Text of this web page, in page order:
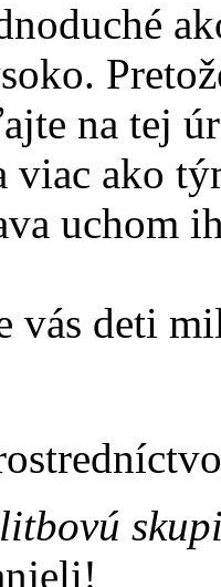
na tej
viac ako
uchom
deti